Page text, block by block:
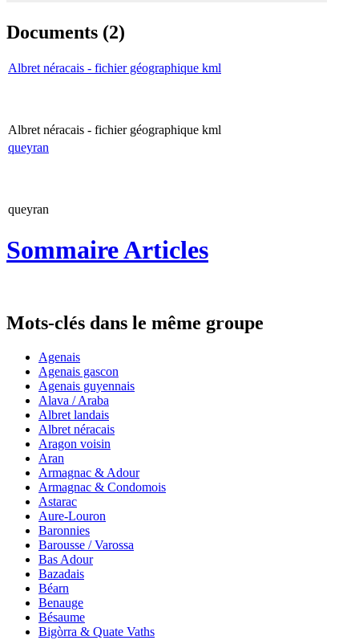
Documents (2)
Albret néracais - fichier géographique kml
Albret néracais - fichier géographique kml
queyran
queyran
Sommaire Articles
Mots-clés dans le même groupe
Agenais
Agenais gascon
Agenais guyennais
Alava / Araba
Albret landais
Albret néracais
Aragon voisin
Aran
Armagnac & Adour
Armagnac & Condomois
Astarac
Aure-Louron
Baronnies
Barousse / Varossa
Bas Adour
Bazadais
Béarn
Benauge
Bésaume
Bigòrra & Quate Vaths